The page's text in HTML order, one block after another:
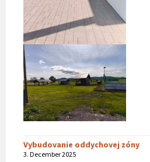
Vybudovanie oddychovej zóny
3. December 2025